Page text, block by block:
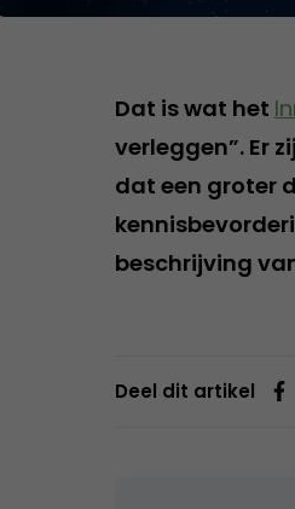
Dat is wat het
verleggen”. Er
dat een groter
beschrijving
Deel dit artikel